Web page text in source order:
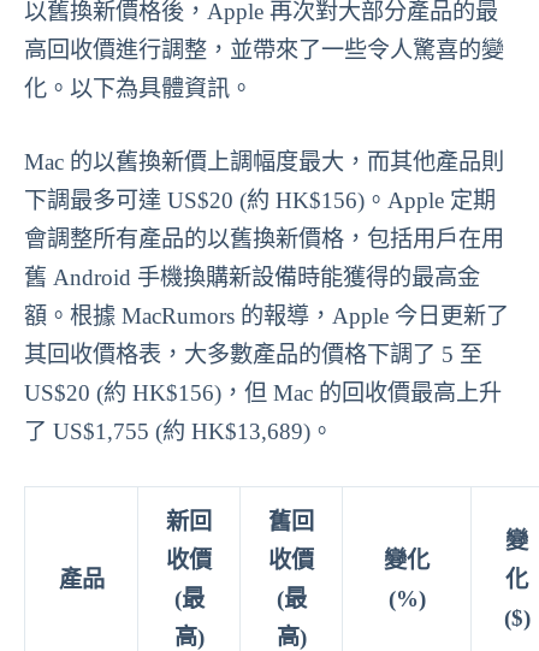
以舊換新價格後，Apple 再次對大部分產品的最
高回收價進行調整，並帶來了一些令人驚喜的變
化。以下為具體資訊。
Mac 的以舊換新價上調幅度最大，而其他產品則
下調最多可達 US$20 (約 HK$156)。Apple 定期
會調整所有產品的以舊換新價格，包括用戶在用
舊 Android 手機換購新設備時能獲得的最高金
額。根據 MacRumors 的報導，Apple 今日更新了
其回收價格表，大多數產品的價格下調了 5 至
US$20 (約 HK$156)，但 Mac 的回收價最高上升
了 US$1,755 (約 HK$13,689)。
產品
新回
收價
(最
高)
舊回
收價
(最
高)
變化
(%)
變
化
($)